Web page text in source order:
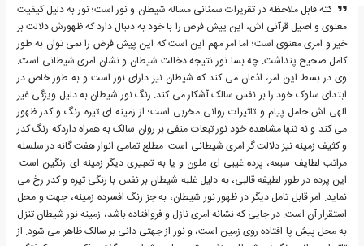
کته قابل ملاحظه در تقریرات سمنانی مساله شیطان و نور است؛ نور به دلیل کیفیت
معنوی و اصیل قرآنی اش، این پیش فرض را با خود به دنبال دارد که ظهورش دلالت بر
خیر و امری معنوی است؛ اما امر مهم این است که این پیش فرض را نمی توان به طور
کامل صحیح پنداشت. چه بسا نور نتیجه دخالت شیطان و نشان امری شیطانی است.
وی در بسط این امر، اذعان می کند که شیطان نیز دارای نور است و به طور خاص در
ابتدای سلوک خود را بر نفس سالک آشکار می کند. رنگ نور شیطان به دلیل ویژگی غیر
الهی اش حامل پیام و تاثیرات روانی مخربی است؛ از زمینه ای تیره رنگ و کدر ظهور
می کند و نه تنها مشاهده خود نور تبعات منفی بر روان سالک به همراه داردکه رنگ کدر
و کثیف زمینه نیز دلالت گر امری شیطانی است. مطلع تمامی انوار هفت گانه در سلسله
مراتب لطایف سبعه، پرده غیبی ای ملون و یا به تعبیری دیگر زمینه ای رنگین است.
این پرده در طور لطیفه قالبی، به دلیل غلبه شیطان بر نفس با رنگی تیره و کدر رخ می
نماید. امر قابل تامل دیگر در ظهور نور شیطان، به جز رنگ افسرده زمینه، جهت و محل
استقرار آن است. در جایی که نشانه امری نازل و فروافتاده باشد، زمینه نور شیطان تنزل
به محل پیش پا افتاده روی زمین است، و نور از جهتی دانی بر سالک ظاهر می شود. از